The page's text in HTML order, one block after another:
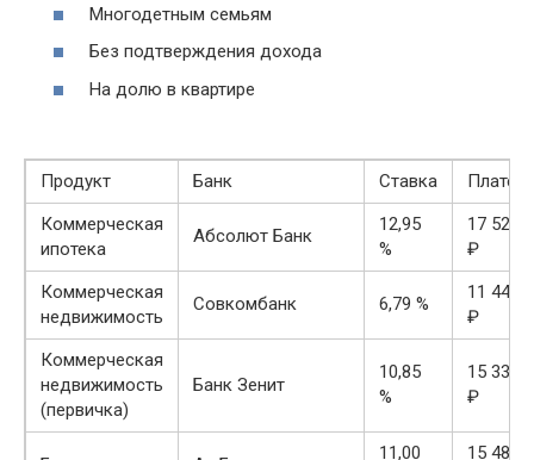
Многодетным семьям
Без подтверждения дохода
На долю в квартире
Продукт Банк Ставка
Платеж
Коммерческая
ипотека
Абсолют Банк
12,95
%
17 520
₽
Коммерческая
недвижимость
Совкомбанк 6,79 %
11 441
₽
Коммерческая
недвижимость
(первичка)
Банк Зенит
10,85
%
15 330
₽
11,00
15 483